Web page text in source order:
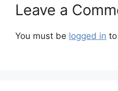
Leave a
You must be logged in